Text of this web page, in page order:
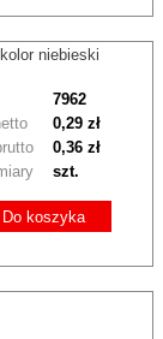
niebieski
7962
0,36 zł
0,29 zł
szt.
Do koszyka